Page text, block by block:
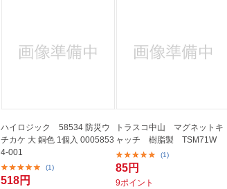
ハイロジック 58534 防災ウ
チカケ 大 銅色 1個入 0005853
4-001
(1)
518円
トラスコ中山 マグネットキ
ャッチ 樹脂製 TSM71W
(1)
85円
9ポイント